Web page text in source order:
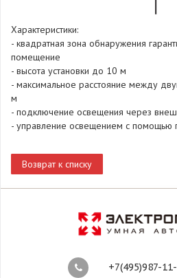
Характеристики:
- квадратная зона обнаружения
помещение
- высота установки до 10 м
- максимальное расстояние между
м
- подключение освещения через
- управление освещением с помощью
Возврат к списку
+7(495)987-